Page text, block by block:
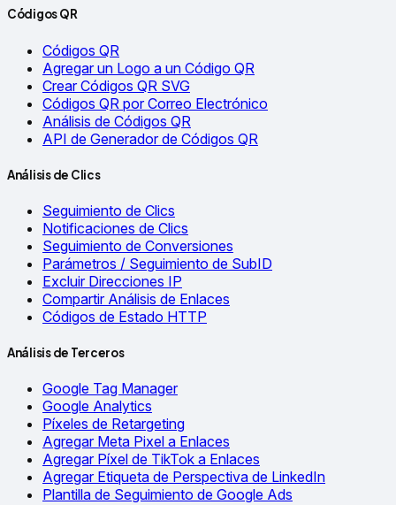
Códigos QR
Códigos QR
Agregar un Logo a un Código QR
Crear Códigos QR SVG
Códigos QR por Correo Electrónico
Análisis de Códigos QR
API de Generador de Códigos QR
Análisis de Clics
Seguimiento de Clics
Notificaciones de Clics
Seguimiento de Conversiones
Parámetros / Seguimiento de SubID
Excluir Direcciones IP
Compartir Análisis de Enlaces
Códigos de Estado HTTP
Análisis de Terceros
Google Tag Manager
Google Analytics
Píxeles de Retargeting
Agregar Meta Pixel a Enlaces
Agregar Píxel de TikTok a Enlaces
Agregar Etiqueta de Perspectiva de LinkedIn
Plantilla de Seguimiento de Google Ads